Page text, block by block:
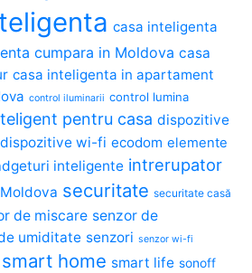
casa inteligenta
cumpara in Moldova casa
casa inteligenta in apartament
control iluminarii control lumina
pentru casa dispozitive
dispozitive wi-fi ecodom elemente
inteligente intrerupator
securitate securitate casă
de miscare senzor de
umiditate senzori senzor wi-fi
smart home smart life sonoff